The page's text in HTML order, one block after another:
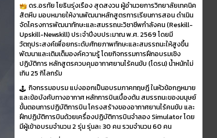
ดร.อรทัย โยธินรุ่งเรือง สุดสงวน ผู้อำนวยการวิทยาลัยเทคนิค
สัตหีบ มอบหมายให้งานพัฒนาหลักสูตรการเรียนการสอน ดำเนิน
จัดโครงการพัฒนาทักษะและสมรรถนะวิชาชีพกำลังคน (Reskill-
Upskill-Newskill) ประจำปีงบประมาณ พ.ศ. 2569 โดยมี
วัตถุประสงค์เพื่อยกระดับศักยภาพทักษะและสมรรถนะให้สูงขึ้น
พัฒนาและเติมเต็มองค์ความรู้ โดยกิจกรรมการฝึกอบรมเชิง
ปฏิบัติการ หลักสูตรควบคุมอากาศยานไร้คนขับ (โดรน) น้ำหนักไม่
เกิน 25 กิโลกรัม
กิจกรรมอบรม แบ่งออกเป็นอบรมภาคทฤษฎี ​ในหัวข้อกฎหมาย
และข้อบังคับทางอากาศ หลักการบินเบื้องต้น สมรรถนะของมนุษย์
ขั้นตอนการปฏิบัติการบิน โครงสร้างของอากาศยานไร้คนขับ และ
ฝึกปฏิบัติการบินด้วยเครื่องปฏิบัติการบินจำลอง Simulator โดย
มีผู้เข้าอบรมจำนวน 2 รุ่น รุ่นละ 30 คน รวมจำนวน 60 คน